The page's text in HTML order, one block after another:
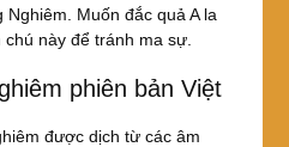
Muốn đắc quả A la
này để tránh ma sự.
phiên bản Việt
được dịch từ các âm